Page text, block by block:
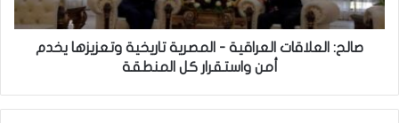
خ
ع
ل
صالح: العلاقات العراقية - المصرية تاريخية وتعزيزها يخدم
أمن واستقرار كل المنطقة